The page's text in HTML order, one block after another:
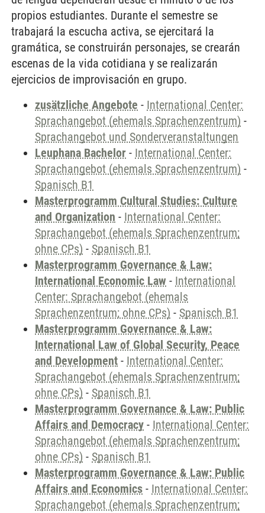
propios estudiantes. Durante el semestre se
trabajará la escucha activa, se ejercitará la
gramática, se construirán personajes, se crearán
escenas de la vida cotidiana y se realizarán
ejercicios de improvisación en grupo.
zusätzliche Angebote - International Center:
Sprachangebot (ehemals Sprachenzentrum) -
Sprachangebot und Sonderveranstaltungen
Leuphana Bachelor - International Center:
Sprachangebot (ehemals Sprachenzentrum) -
Spanisch B1
Masterprogramm Cultural Studies: Culture
and Organization - International Center:
Sprachangebot (ehemals Sprachenzentrum;
ohne CPs) - Spanisch B1
Masterprogramm Governance & Law:
International Economic Law - International
Center: Sprachangebot (ehemals
Sprachenzentrum; ohne CPs) - Spanisch B1
Masterprogramm Governance & Law:
International Law of Global Security, Peace
and Development - International Center:
Sprachangebot (ehemals Sprachenzentrum;
ohne CPs) - Spanisch B1
Masterprogramm Governance & Law: Public
Affairs and Democracy - International Center:
Sprachangebot (ehemals Sprachenzentrum;
ohne CPs) - Spanisch B1
Masterprogramm Governance & Law: Public
Affairs and Economics - International Center:
Sprachangebot (ehemals Sprachenzentrum;